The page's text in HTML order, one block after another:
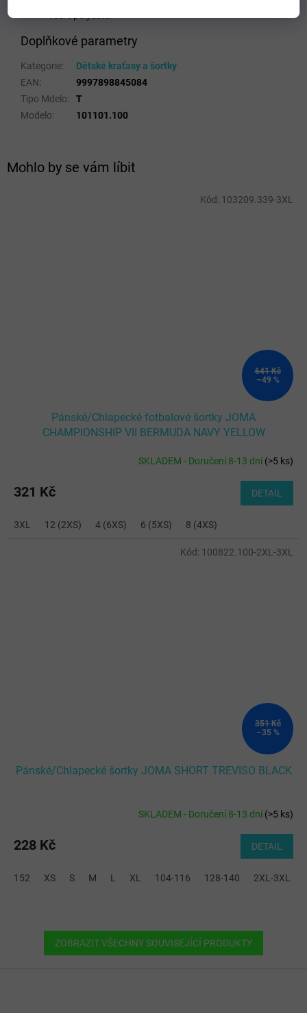
Mohlo by se vám líbit
641 Kč
–49 %
Pánské/Chlapecké fotbalové šortky JOMA
CHAMPIONSHIP VII BERMUDA NAVY YELLOW
SKLADEM - Doručení 8-13 dní(>5 ks)
321 Kč DETAIL
3XL 12 (2XS) 4 (6XS) 6 (5XS) 8 (4XS)
Kód: 103209.339-3XL
351 Kč
–35 %
Pánské/Chlapecké šortky JOMA SHORT TREVISO BLACK
SKLADEM - Doručení 8-13 dní(>5 ks)
228 Kč DETAIL
152 XS S M L XL 104-116 128-140 2XL-3XL
Kód: 100822.100-2XL-3XL
ZOBRAZIT VŠECHNY SOUVISEJÍCÍ PRODUKTY
100% polyester
Doplňkové parametry
Kategorie:
Dětské kraťasy a šortky
EAN:
9997898845084
Tipo Mdelo:
T
Modelo: 101101.100